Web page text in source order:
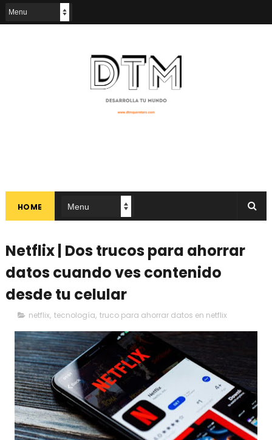
HOME
Netflix | Dos trucos para ahorrar
datos cuando ves contenido
desde tu celular
netflix, tecnología, truco para ahorrar datos en netflix